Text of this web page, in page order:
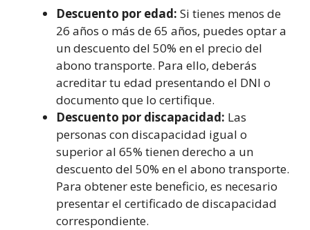
Descuento por edad: Si tienes menos de
26 años o más de 65 años, puedes optar a
un descuento del 50% en el precio del
abono transporte. Para ello, deberás
acreditar tu edad presentando el DNI o
documento que lo certifique.
Descuento por discapacidad: Las
personas con discapacidad igual o
superior al 65% tienen derecho a un
descuento del 50% en el abono transporte.
Para obtener este beneficio, es necesario
presentar el certificado de discapacidad
correspondiente.